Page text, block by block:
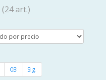
(24 art.)
03 Sig.